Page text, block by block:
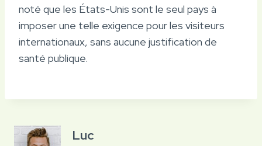
noté que les États-Unis sont le seul pays à
imposer une telle exigence pour les visiteurs
internationaux, sans aucune justification de
santé publique.
Luc